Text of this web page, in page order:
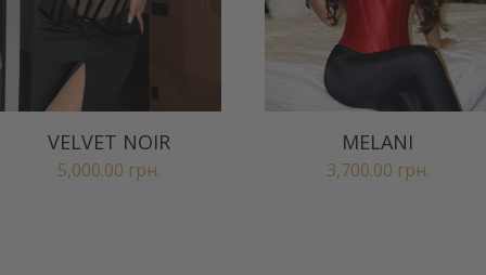
VELVET NOIR
5,000.00 грн.
MELANI
3,700.00 грн.